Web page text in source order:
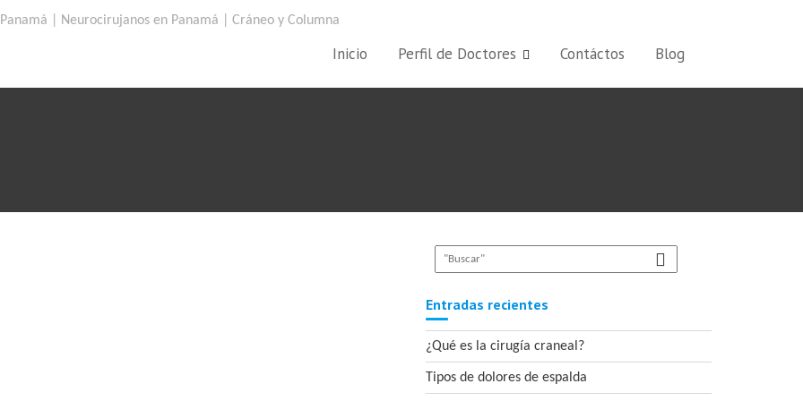
Inicio Perfil de Doctores Contáctos Blog
Entradas recientes
¿Qué es la cirugía craneal?
Tipos de dolores de espalda